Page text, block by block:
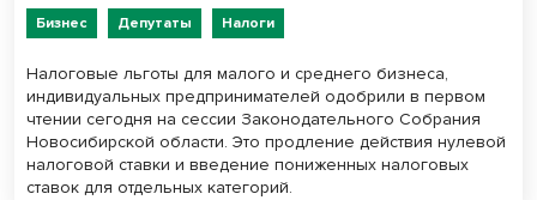
Бизнес Депутаты Налоги
Налоговые льготы для малого и среднего бизнеса,
индивидуальных предпринимателей одобрили в первом
чтении сегодня на сессии Законодательного Собрания
Новосибирской области. Это продление действия нулевой
налоговой ставки и введение пониженных налоговых
ставок для отдельных категорий.